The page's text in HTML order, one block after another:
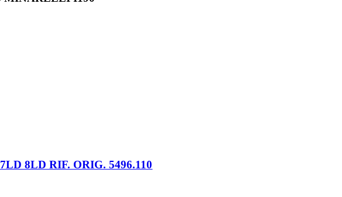
8LD RIF. ORIG. 5496.110